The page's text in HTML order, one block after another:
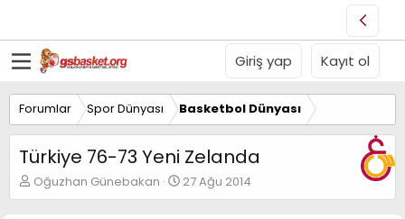
Giriş yap Kayıt ol
Forumlar Spor Dünyası Basketbol Dünyası
Türkiye 76-73 Yeni Zelanda
K
o
Oğuzhan Günebakan
B
a
27 Ağu 2014